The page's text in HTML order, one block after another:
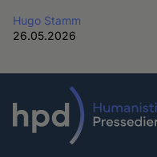
Hugo Stamm
26.05.2026